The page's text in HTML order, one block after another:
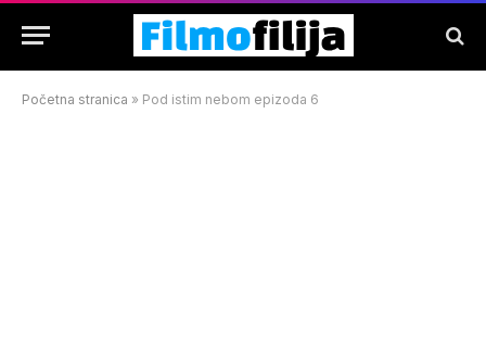
Početna stranica » Pod istim nebom epizoda 6